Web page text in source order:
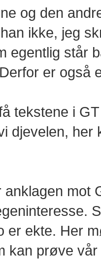
og den
ikke, jeg
egentlig står
er også
tekstene i
djevelen, her
anklagen mot
er ekte. Her
kan prøve